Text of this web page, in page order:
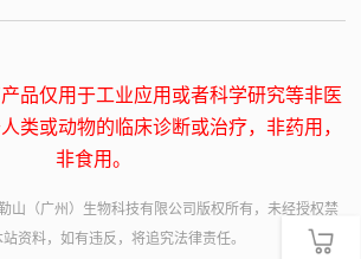
品仅用于工业应用或者科学研究等非医
类或动物的临床诊断或治疗，非药用，
非食用。
山（广州）生物科技有限公司版权所有，未经授权禁
资料，如有违反，将追究法律责任。